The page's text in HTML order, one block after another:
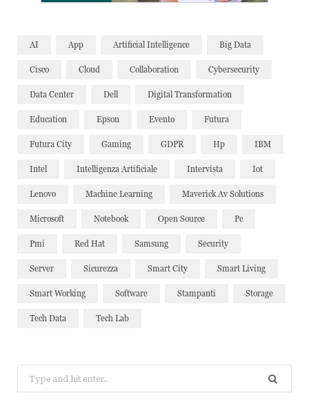
AI App Artificial Intelligence Big Data
Cisco Cloud Collaboration Cybersecurity
Data Center Dell Digital Transformation
Education Epson Evento Futura
Futura City Gaming GDPR Hp IBM
Intel Intelligenza Artificiale Intervista Iot
Lenovo Machine Learning Maverick Av Solutions
Microsoft Notebook Open Source Pc
Pmi Red Hat Samsung Security
Server Sicurezza Smart City Smart Living
Smart Working Software Stampanti Storage
Tech Data Tech Lab
for: